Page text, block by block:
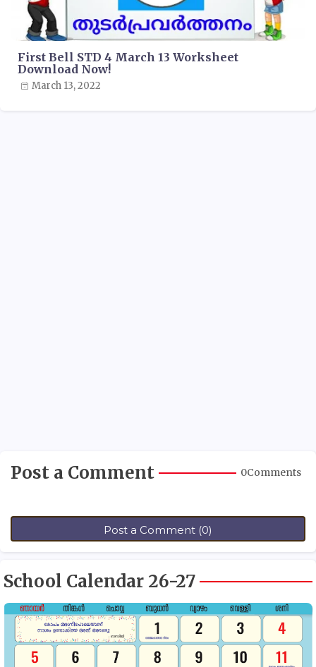
First Bell STD 4 March 13 Worksheet
Download Now!
March 13, 2022
Post a Comment 0Comments
Post a Comment (0)
School Calendar 26-27